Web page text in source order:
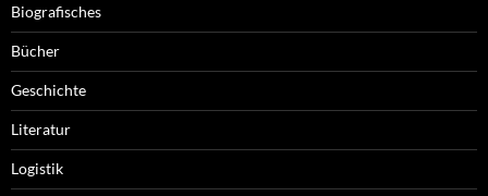
Biografisches
Bücher
Geschichte
Literatur
Logistik